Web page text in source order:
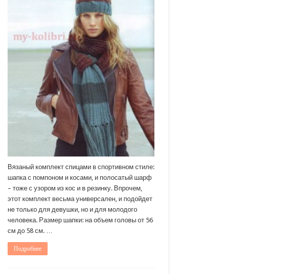
Вязаный комплект спицами в спортивном стиле:
шапка с помпоном и косами, и полосатый шарф
– тоже с узором из кос и в резинку. Впрочем,
этот комплект весьма универсален, и подойдет
не только для девушки, но и для молодого
человека. Размер шапки: на объем головы от 56
см до 58 см. …
Подробнее